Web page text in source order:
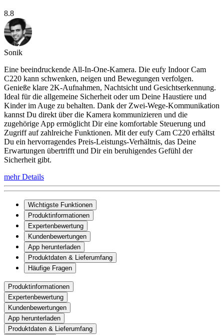
8.8
Sonik
Eine beeindruckende All-In-One-Kamera. Die eufy Indoor Cam
C220 kann schwenken, neigen und Bewegungen verfolgen.
Genieße klare 2K-Aufnahmen, Nachtsicht und Gesichtserkennung.
Ideal für die allgemeine Sicherheit oder um Deine Haustiere und
Kinder im Auge zu behalten. Dank der Zwei-Wege-Kommunikation
kannst Du direkt über die Kamera kommunizieren und die
zugehörige App ermöglicht Dir eine komfortable Steuerung und
Zugriff auf zahlreiche Funktionen. Mit der eufy Cam C220 erhältst
Du ein hervorragendes Preis-Leistungs-Verhältnis, das Deine
Erwartungen übertrifft und Dir ein beruhigendes Gefühl der
Sicherheit gibt.
mehr Details
Wichtigste Funktionen
Produktinformationen
Expertenbewertung
Kundenbewertungen
App herunterladen
Produktdaten & Lieferumfang
Häufige Fragen
Produktinformationen
Expertenbewertung
Kundenbewertungen
App herunterladen
Produktdaten & Lieferumfang